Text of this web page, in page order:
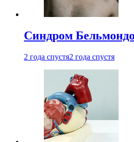
Синдром
2 года спустя2 года спустя